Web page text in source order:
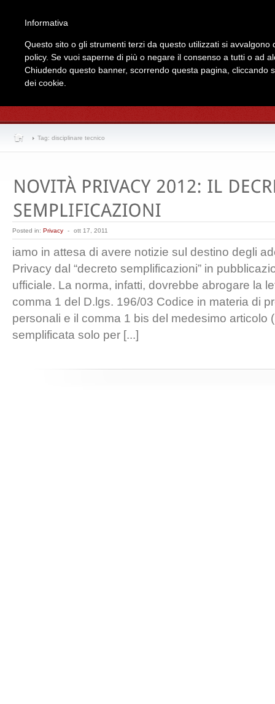
Tag: disciplinare tecnico
Posted in: Privacy - ott 17, 2011
iamo in attesa di avere notizie sul destino degli
Privacy dal “decreto semplificazioni” in
ufficiale. La norma, infatti, dovrebbe abrogare la
comma 1 del D.lgs. 196/03 Codice in materia di
personali e il comma 1 bis del medesimo articolo
semplificata solo per [...]
Informativa
Questo sito o gli strumenti terzi da questo utilizzati si
policy. Se vuoi saperne di più o negare il consenso a tutti o ad
Chiudendo questo banner, scorrendo questa pagina, cliccando
dei cookie.